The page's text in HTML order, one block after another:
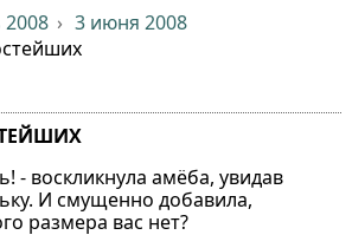
3 июня 2008
- воскликнула амёба, увидав
И смущенно добавила,
размера вас нет?